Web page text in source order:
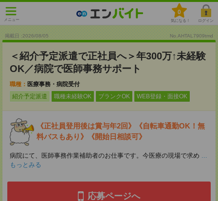
メニュー
0
気になる！ ログイン
掲載日 :2026/08/05 No.AHTAL7909tmd
＜紹介予定派遣で正社員へ＞年300万↑未経験
OK／病院で医師事務サポート
職種： 医療事務・病院受付
紹介予定派遣
職種未経験OK ブランクOK WEB登録・面接OK
《正社員登用後は賞与年2回》《自転車通勤OK！無
料バスもあり》《開始日相談可》
病院にて、医師事務作業補助者のお仕事です。今医療の現場で求め ...
もっとみる
応募ページへ